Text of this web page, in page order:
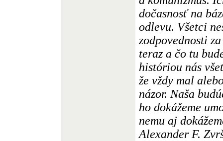
dočasnosť na
odlevu. Všetci
zodpovednosti
teraz a čo tu
históriou nás
že vždy mal
názor. Naša
ho dokážeme
nemu aj
Alexander F.